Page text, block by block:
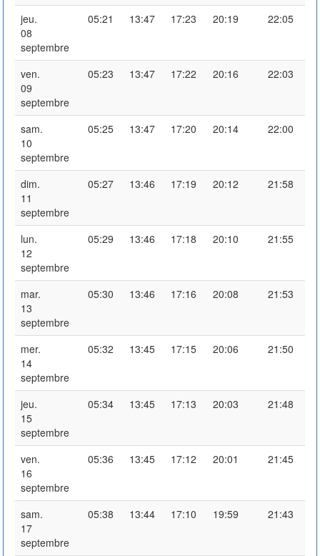
jeu.
08
septembre
05:21 13:47 17:23 20:19 22:05
ven.
09
septembre
05:23 13:47 17:22 20:16 22:03
sam.
10
septembre
05:25 13:47 17:20 20:14 22:00
dim.
11
septembre
05:27 13:46 17:19 20:12 21:58
lun.
12
septembre
05:29 13:46 17:18 20:10 21:55
mar.
13
septembre
05:30 13:46 17:16 20:08 21:53
mer.
14
septembre
05:32 13:45 17:15 20:06 21:50
jeu.
15
septembre
05:34 13:45 17:13 20:03 21:48
ven.
16
septembre
05:36 13:45 17:12 20:01 21:45
sam.
17
septembre
05:38 13:44 17:10 19:59 21:43